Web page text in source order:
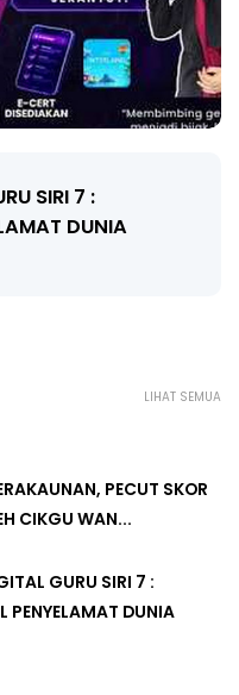
SIRI 7 :
DUNIA
LIHAT SEMUA
PECUT SKOR
CIKGU WAN...
GURU SIRI 7 :
PENYELAMAT DUNIA